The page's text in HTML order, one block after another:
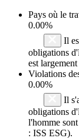
Pays où le
0.00%
Il
obligations
est
Violations
0.00%
Il
obligations
l'homme
: ISS ESG).